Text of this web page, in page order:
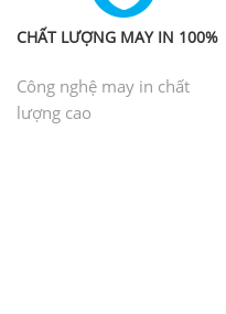
CHẤT LƯỢNG MAY IN 100%
Công nghệ may in chất
lượng cao